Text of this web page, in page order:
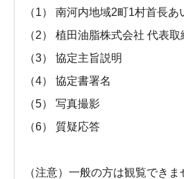
（1） 南河内地域2町1村首長あ
（2） 植田油脂株式会社 代表
（3） 協定主旨説明
（4） 協定書署名
（5） 写真撮影
（6） 質疑応答
（注意）一般の方は観覧できま